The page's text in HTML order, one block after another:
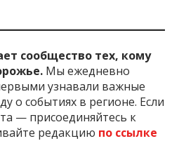
сообщество тех, кому
Мы ежедневно
узнавали важные
о событиях в регионе. Если
— присоединяйтесь к
редакцию по ссылке